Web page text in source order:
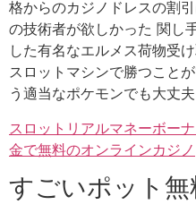
格からのカジノドレスの割
の技術者が欲しかった 関し
した有名なエルメス荷物受
スロットマシンで勝つこと
う適当なポケモンでも大丈
スロットリアルマネーボー
金で無料のオンラインカジノ
すごいポット無